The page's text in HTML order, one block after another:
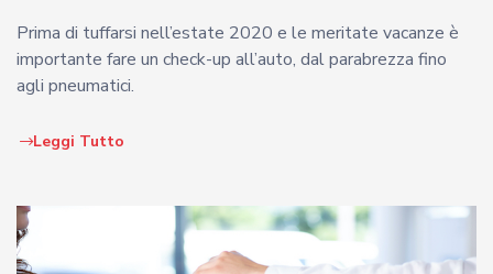
Prima di tuffarsi nell’estate 2020 e le meritate vacanze è
importante fare un check-up all’auto, dal parabrezza fino
agli pneumatici.
Leggi Tutto